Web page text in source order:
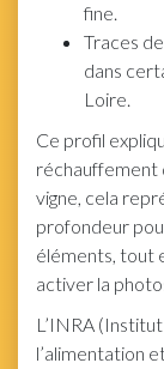
fine.
Traces
dans
Loire.
Ce profil
réchauffement
vigne, cela
profondeur
éléments, tout
activer la
L’INRA
l’alimentation